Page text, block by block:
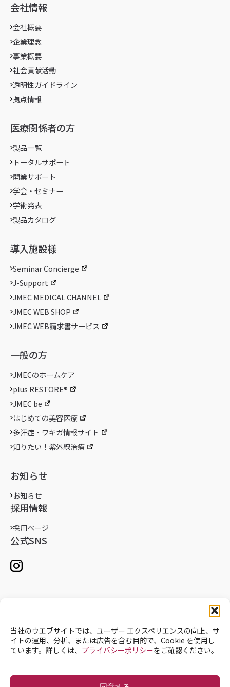
当社のウエブサイトでは、ユーザー エクスペリエンスの向上、サ
イトの運用、分析、または広告を含む目的で、Cookie を使用し
ています。詳しくは、 プライバシーポリシーをご確認ください。
会社情報
会社概要
企業理念
事業概要
社会貢献活動
透明性ガイドライン
拠点情報
医療関係者の方
製品一覧
トータルサポート
開業サポート
学会・セミナー
学術発表
製品カタログ
導入施設様
Seminar Concierge
J-Support
JMEC MEDICAL CHANNEL
JMEC WEB SHOP
JMEC WEB請求書サービス
一般の方
JMECのホームケア
plus RESTORE®
JMEC be
はじめての美容医療
多汗症・ワキガ情報サイト
知りたい！紫外線治療
お知らせ
お知らせ
採用情報
採用ページ
公式SNS